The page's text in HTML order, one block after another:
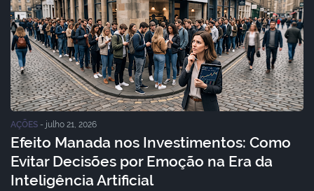
AÇÕES - julho 21, 2026
Efeito Manada nos Investimentos: Como
Evitar Decisões por Emoção na Era da
Inteligência Artificial